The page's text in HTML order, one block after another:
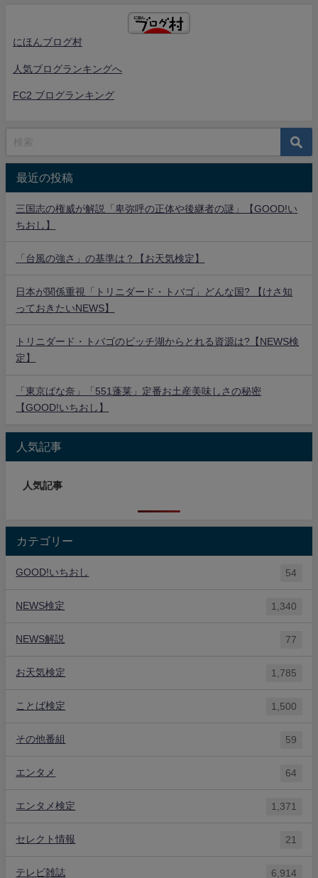
にほんブログ村
人気ブログランキングへ
FC2 ブログランキング
最近の投稿
三国志の権威が解説「卑弥呼の正体や後継者の謎」【GOOD!い
ちおし】
「台風の強さ」の基準は？【お天気検定】
日本が関係重視「トリニダード・トバゴ」どんな国? 【けさ知
っておきたいNEWS】
トリニダード・トバゴのピッチ湖からとれる資源は?【NEWS検
定】
「東京ばな奈」「551蓬莱」定番お土産美味しさの秘密
【GOOD!いちおし】
人気記事
人気記事
カテゴリー
GOOD!いちおし 54
NEWS検定 1,340
NEWS解説 77
お天気検定 1,785
ことば検定 1,500
その他番組 59
エンタメ 64
エンタメ検定 1,371
セレクト情報 21
テレビ雑誌 6,914